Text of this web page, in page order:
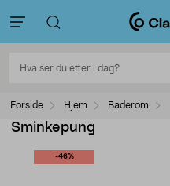
Forside Hjem Baderom
Sminkepung
-46%